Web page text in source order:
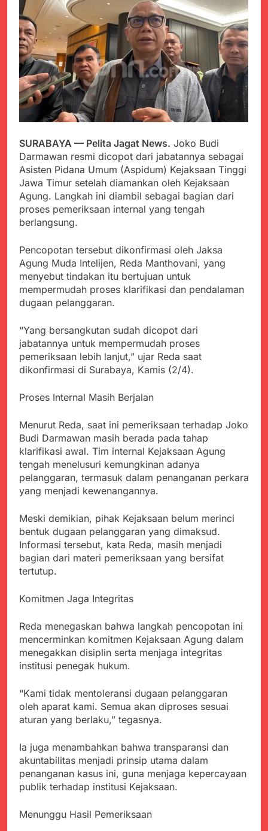
ADE SEBUT
PENYELENGGARAAN
SANGAT BAIK
Juli 22, 2024
Terungkap Dalang
Pemasok BHP Alkes ke
Puskesmas-
Puskesmas se-
kabupaten Sukabumi
selama 7 Tahun.
Juli 22, 2024
Warga Tersenyum
Bahagia Saat Satgas
Yonif 310/KK Bagikan
Puluhan Pakaian
Juli 22, 2024
Diduga Kadinkes Kab.
Sukabumi terlibat
akan kadaluarsa di
puskesmas.
Menkes diharap sidak
ke Dinkes dan keseluruh
Puskesmas di Kab.
Sukabumi terkait
Dugaan beredar nya
Obat obatan Kadaluarsa
Juli 21, 2024
Polres Sumenep
Ungkap Kasus
Pencabulan Terhadap
Juli 21, 2024
akan Kadaluarsa,Ketua
Komisi 4 DPRD
Kabupaten Sukabumi
Angkat Bicara
Juli 21, 2024
Perindah Gereja,
Satgas Yonif 310/KK
Lakukan Pengecatan
Juli 21, 2024
Dugaan pembelian obat
yang akan Kadaluarsa
oleh Puskesmas
Juli 21, 2024
Diduga Pembelian Obat
oleh Puskesmas di
Kab. Sukabumi yang
Juli 20, 2024
Perhatiannya, Satgas
Bantuan Duka Cita
Polda Jabar Beberkan
Perkembangan
Terbaru Kasus Dago
Elos
Juli 20, 2024
Kejaksaan Negeri Kab
Sukabumi didesak usut
Tuntas Dugaan
penyelewengan
Juli 19, 2024
Inspektorat Kab,
Sukabumi
menyalahgunakan
Anggaran Thn 2023.
Juli 19, 2024
Sambut Tahun Ajaran
Baru, Satgas Yonif
310/KK Ajak Pelajar
Data Ganda Capai 6
Juta, BGN Benahi Basis
Penerima Program
Makan Bergizi Gratis
Agustus 6, 2026
Zulhas Pastikan SPPG
Data MBG Hampir
Rampung
Agustus 6, 2026
Bobby Maulana Pastikan
Kawasan Kuliner Ahmad
Yani Tetap Bersih,
Perkuat Penataan
Pedagang dan
Pengelolaan Sampah
Agustus 6, 2026
Ribuan Warga Padati
Peringatan Hari ASI
Sedunia di Cibadak,
PDIP Tegaskan ASI
adalah Investasi
Agustus 6, 2026
Wujud Kepedulian Polri,
Kapolresta Sumenep
Berangkatkan Empat
SMA Negeri Nyalindung
SURABAYA — Pelita Jagat News. Joko Budi
Darmawan resmi dicopot dari jabatannya sebagai
Asisten Pidana Umum (Aspidum) Kejaksaan Tinggi
Jawa Timur setelah diamankan oleh Kejaksaan
Agung. Langkah ini diambil sebagai bagian dari
proses pemeriksaan internal yang tengah
berlangsung.
Pencopotan tersebut dikonfirmasi oleh Jaksa
Agung Muda Intelijen, Reda Manthovani, yang
menyebut tindakan itu bertujuan untuk
mempermudah proses klarifikasi dan pendalaman
dugaan pelanggaran.
“Yang bersangkutan sudah dicopot dari
jabatannya untuk mempermudah proses
pemeriksaan lebih lanjut,” ujar Reda saat
dikonfirmasi di Surabaya, Kamis (2/4).
Proses Internal Masih Berjalan
Menurut Reda, saat ini pemeriksaan terhadap Joko
Budi Darmawan masih berada pada tahap
klarifikasi awal. Tim internal Kejaksaan Agung
tengah menelusuri kemungkinan adanya
pelanggaran, termasuk dalam penanganan perkara
yang menjadi kewenangannya.
Meski demikian, pihak Kejaksaan belum merinci
bentuk dugaan pelanggaran yang dimaksud.
Informasi tersebut, kata Reda, masih menjadi
bagian dari materi pemeriksaan yang bersifat
tertutup.
Komitmen Jaga Integritas
Reda menegaskan bahwa langkah pencopotan ini
mencerminkan komitmen Kejaksaan Agung dalam
menegakkan disiplin serta menjaga integritas
institusi penegak hukum.
“Kami tidak mentoleransi dugaan pelanggaran
oleh aparat kami. Semua akan diproses sesuai
aturan yang berlaku,” tegasnya.
Ia juga menambahkan bahwa transparansi dan
akuntabilitas menjadi prinsip utama dalam
penanganan kasus ini, guna menjaga kepercayaan
publik terhadap institusi Kejaksaan.
Menunggu Hasil Pemeriksaan